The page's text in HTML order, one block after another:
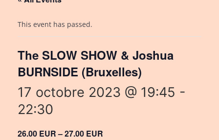
This event has passed.
The SLOW SHOW & Joshua
BURNSIDE (Bruxelles)
17 octobre 2023 @ 19:45 -
22:30
26.00 EUR – 27.00 EUR